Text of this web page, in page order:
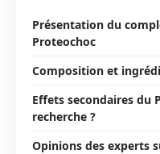
Présentation du
Proteochoc
Composition et
Effets secondaires du
recherche ?
Opinions des experts